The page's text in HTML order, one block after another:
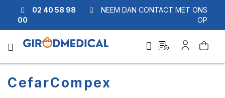
02 40 58 98
00
NEEM DAN CONTACT MET ONS
OP
Zoek
quote
CefarCompex